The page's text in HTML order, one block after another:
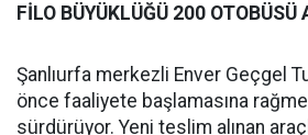
FİLO BÜYÜKLÜĞÜ 200 OTOBÜSÜ
Şanlıurfa merkezli Enver Geçgel
önce faaliyete başlamasına
sürdürüyor. Yeni teslim alınan